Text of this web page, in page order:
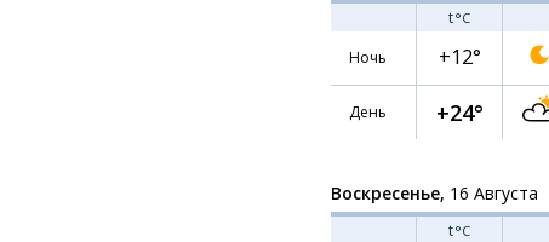
t°C
Ночь
+12°
День +24°
Воскресенье, 16 Августа
t°C